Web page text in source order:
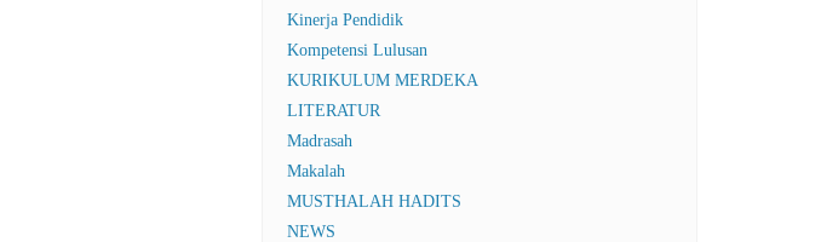
Kinerja Pendidik
Kompetensi Lulusan
KURIKULUM MERDEKA
LITERATUR
Madrasah
Makalah
MUSTHALAH HADITS
NEWS